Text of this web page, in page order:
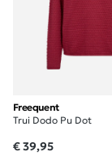
Freequent
Trui Dodo Pu Dot
€ 39,95